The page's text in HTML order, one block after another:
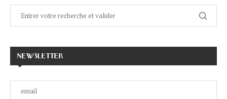
NEWSLETTER